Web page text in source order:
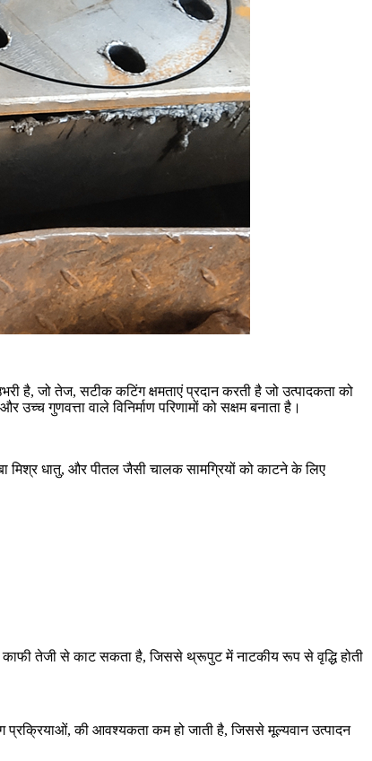
है, जो तेज, सटीक कटिंग क्षमताएं प्रदान करती है जो उत्पादकता को
गुणवत्ता वाले विनिर्माण परिणामों को सक्षम बनाता है।
मिश्र धातु, और पीतल जैसी चालक सामग्रियों को काटने के लिए
काफी तेजी से काट सकता है, जिससे थ्रूपुट में नाटकीय रूप से वृद्धि होती
प्रक्रियाओं, की आवश्यकता कम हो जाती है, जिससे मूल्यवान उत्पादन